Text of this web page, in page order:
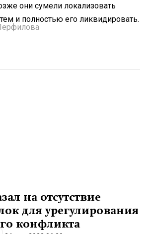
они сумели локализовать
и полностью его ликвидировать.
на отсутствие
для урегулирования
конфликта